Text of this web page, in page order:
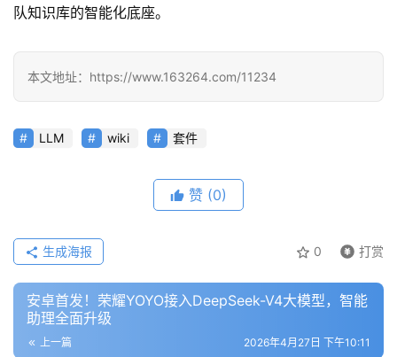
报
开
源
目
用
行
业
队知识库的智能化底座。
本文地址：https://www.163264.com/11234
LLM wiki 套件
赞 (0)
0 打赏
生成海报
安卓首发！荣耀YOYO接入DeepSeek-V4大模型，智能
助理全面升级
上一篇 2026年4月27日 下午10:11